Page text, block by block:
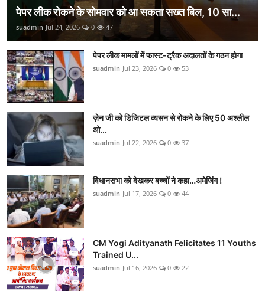
पेपर लीक रोकने के सोमवार को आ सकता सख्त बिल, 10 सा...
suadmin Jul 24, 2026 0 47
पेपर लीक मामलों में फास्ट-ट्रैक अदालतों के गठन होगा
suadmin Jul 23, 2026 0 53
ज़ेन जी को डिजिटल व्यसन से रोकने के लिए 50 अश्लील
ओ...
suadmin Jul 22, 2026 0 37
विधानसभा को देखकर बच्चों ने कहा…अमेजिंग !
suadmin Jul 17, 2026 0 44
CM Yogi Adityanath Felicitates 11 Youths
Trained U...
suadmin Jul 16, 2026 0 22